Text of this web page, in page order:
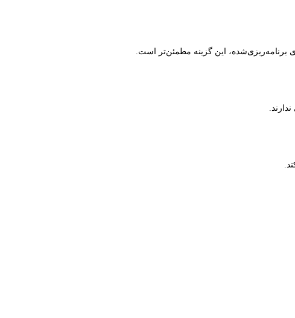
برنامه‌ریزی‌شده، این گزینه مطمئن‌تر است.